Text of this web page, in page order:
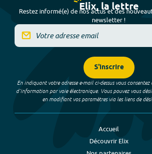
Elix, la lettre
Restez informé(e) de nos actus et des
newsletter !
S'inscrire
En indiquant votre adresse e-mail ci-dessus vous
d’information par voie électronique. Vous pouvez vous
en modifiant vos paramètres via les liens de
Accueil
Découvrir Elix